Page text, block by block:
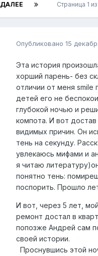
ДАЛЕЕ Страница 1 из
Опубликовано 15
Эта история
хорший парень- без
отличии от меня smile
детей его не
глубокой ночью и
компота. И вот
видимых причин. Он
тень на секунду.
увлекаюсь мифами и
я читаю
понятно тень:
поспорить. Прошло
И вот, через 5 лет,
ремонт достал в
попозже Андрей сам
своей истории.
Проснувшись этой